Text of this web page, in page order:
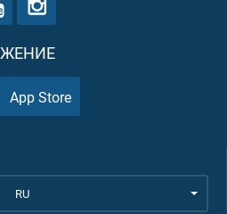
App Store
RU